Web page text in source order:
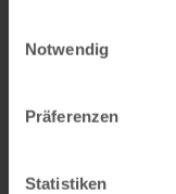
Notwendig
Präferenzen
Statistiken